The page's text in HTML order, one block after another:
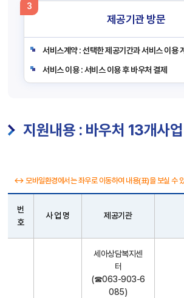
3
제공기관 방문
서비스계약 : 선택한 제공기간과 서비스 이용
서비스 이용 : 서비스 이용 후 바우처 결제
지원내용 : 바우처 13개사업
↔ 모바일환경에서는 좌우로 이동하여 내용(표)을 보실 수
번
호
사 업 명 제공기관
세아상담복지센
터
(☎063-903-6
085)